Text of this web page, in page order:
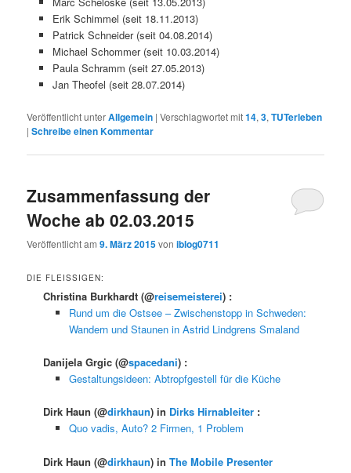
Erik Schimmel (seit 18.11.2013)
Patrick Schneider (seit 04.08.2014)
Michael Schommer (seit 10.03.2014)
Paula Schramm (seit 27.05.2013)
Jan Theofel (seit 28.07.2014)
Veröffentlicht unterAllgemein |Verschlagwortet mit14,3,TUTerleben
|Schreibe einen Kommentar
Zusammenfassung der
Woche ab 02.03.2015
Veröffentlicht am9. März 2015voniblog0711
DIE FLEISSIGEN:
Christina Burkhardt(@reisemeisterei) :
Rund um die Ostsee – Zwischenstopp in Schweden:
Wandern und Staunen in Astrid Lindgrens Smaland
Danijela Grgic(@spacedani) :
Gestaltungsideen: Abtropfgestell für die Küche
Dirk Haun(@dirkhaun) in Dirks Hirnableiter :
Quo vadis, Auto? 2 Firmen, 1 Problem
Dirk Haun(@dirkhaun) inThe Mobile Presenter